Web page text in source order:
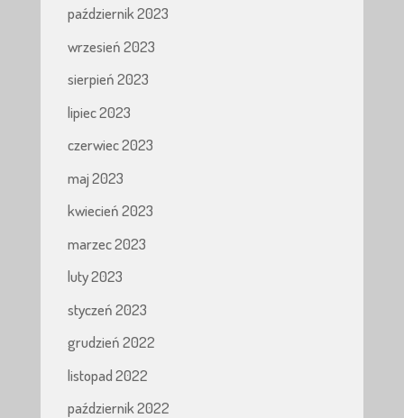
październik 2023
wrzesień 2023
sierpień 2023
lipiec 2023
czerwiec 2023
maj 2023
kwiecień 2023
marzec 2023
luty 2023
styczeń 2023
grudzień 2022
listopad 2022
październik 2022